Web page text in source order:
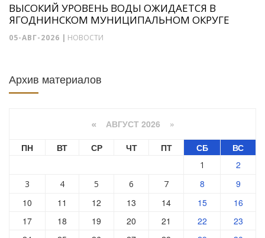
ВЫСОКИЙ УРОВЕНЬ ВОДЫ ОЖИДАЕТСЯ В
ЯГОДНИНСКОМ МУНИЦИПАЛЬНОМ ОКРУГЕ
05-АВГ-2026 | НОВОСТИ
Архив материалов
« АВГУСТ 2026 »
ПН
ВТ СР ЧТ ПТ СБ ВС
1 2
3 4 5 6 7 8
9
10
11 12 13 14 15
16
17
18 19 20 21 22
23